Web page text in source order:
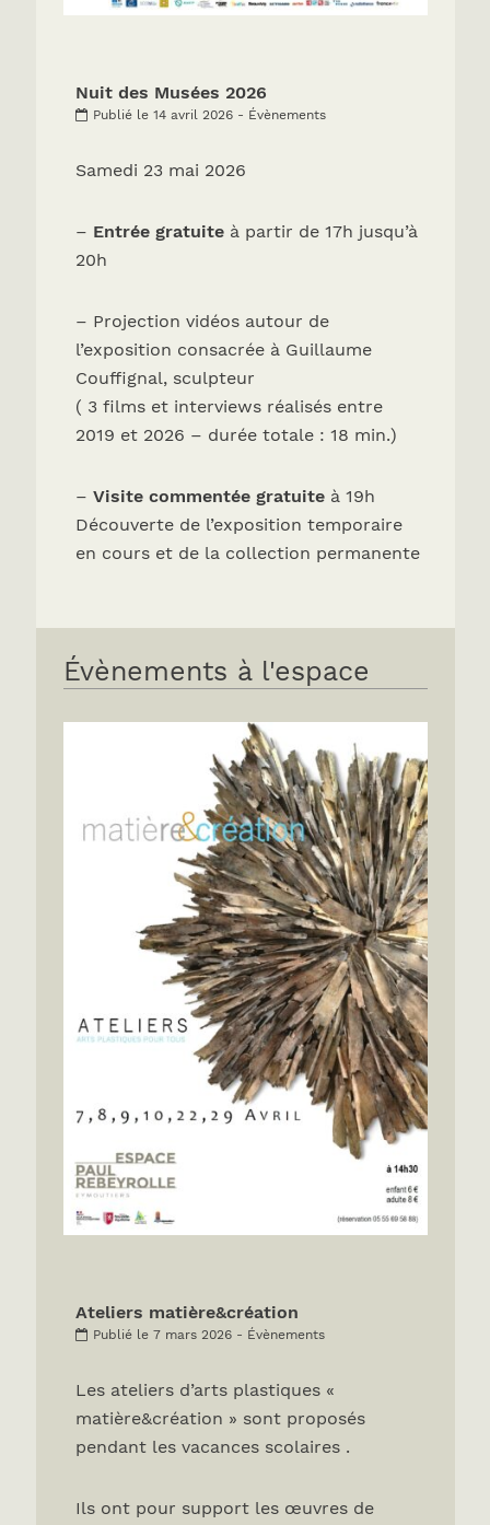
Nuit des Musées 2026
Publié le 14 avril 2026 - Évènements
Samedi 23 mai 2026
– Entrée gratuiteà partir de 17h jusqu’à
20h
– Projection vidéos autour de
l’exposition consacrée à Guillaume
Couffignal, sculpteur
( 3 films et interviews réalisés entre
2019 et 2026 – durée totale : 18 min.)
– Visite commentée gratuite à 19h
Découverte de l’exposition temporaire
en cours et de la collection permanente
Évènements à l'espace
Ateliers matière&création
Publié le 7 mars 2026 - Évènements
Les ateliers d’arts plastiques «
matière&création » sont proposés
pendant les vacances scolaires .
Ils ont pour support les œuvres de